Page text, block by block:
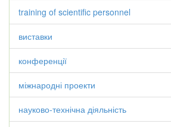
training of scientific personnel
виставки
конференції
міжнародні проекти
науково-технічна діяльність